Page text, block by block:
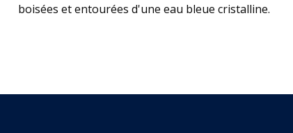
boisées et entourées d'une eau bleue cristalline.